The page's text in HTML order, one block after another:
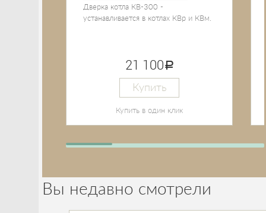
Дверка котла КВ-300 -
устанавливается в котлах КВр и КВм.
21 100руб.
Купить
Купить в один клик
Вы недавно смотрели